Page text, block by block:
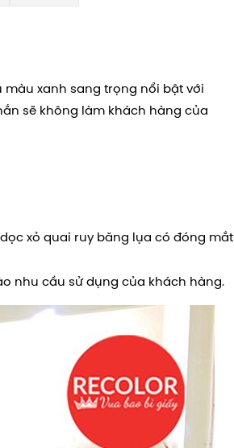
màu xanh sang trọng nổi bật với
sẽ không làm khách hàng của
xỏ quai ruy băng lụa có đóng mắt
nhu cầu sử dụng của khách hàng.